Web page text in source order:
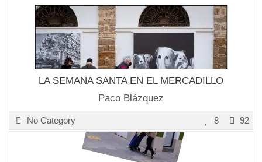
LA SEMANA SANTA EN EL MERCADILLO
Paco Blázquez
No Category 92
8